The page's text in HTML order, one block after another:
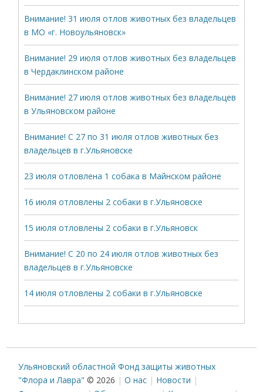
Внимание! 31 июля отлов животных без владельцев
в МО «г. Новоульяновск»
Внимание! 29 июля отлов животных без владельцев
в Чердаклинском районе
Внимание! 27 июля отлов животных без владельцев
в Ульяновском районе
Внимание! С 27 по 31 июля отлов животных без
владельцев в г.Ульяновске
23 июля отловлена 1 собака в Майнском районе
16 июля отловлены 2 собаки в г.Ульяновске
15 июля отловлены 2 собаки в г.Ульяновск
Внимание! С 20 по 24 июля отлов животных без
владельцев в г.Ульяновске
14 июля отловлены 2 собаки в г.Ульяновске
Ульяновский областной Фонд защиты животных
"Флора и Лавра" © 2026 О нас
Новости